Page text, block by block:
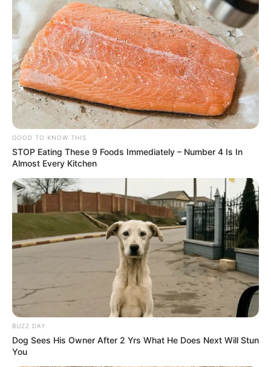
GOOD TO KNOW THIS
STOP Eating These 9 Foods Immediately – Number 4 Is In
Almost Every Kitchen
BUZZ DAY
Dog Sees His Owner After 2 Yrs What He Does Next Will Stun
You